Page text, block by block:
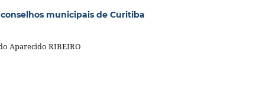
municipais de Curitiba
Aparecido RIBEIRO